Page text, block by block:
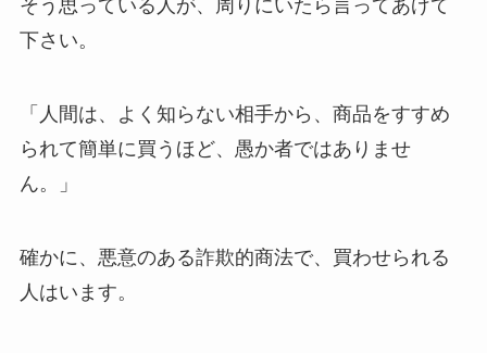
そう思っている人が、周りにいたら言ってあげて
下さい。
「人間は、よく知らない相手から、商品をすすめ
られて簡単に買うほど、愚か者ではありませ
ん。」
確かに、悪意のある詐欺的商法で、買わせられる
人はいます。